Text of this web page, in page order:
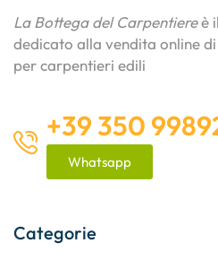
La Bottega del Carpentiereè
dedicato alla vendita online
per carpentieri edili
+39 350
Whatsapp
Categorie